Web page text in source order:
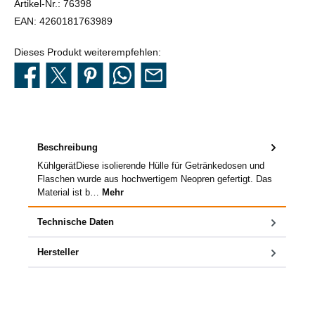
Artikel-Nr.: 76398
EAN: 4260181763989
Dieses Produkt weiterempfehlen:
Beschreibung
KühlgerätDiese isolierende Hülle für Getränkedosen und
Flaschen wurde aus hochwertigem Neopren gefertigt. Das
Material ist b… Mehr
Technische Daten
Hersteller